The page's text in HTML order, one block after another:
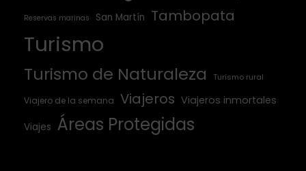
Reservas marinas San Martín Tambopata
Turismo
Turismo de Naturaleza Turismo rural
Viajero de la semana Viajeros Viajeros inmortales
Viajes Áreas Protegidas